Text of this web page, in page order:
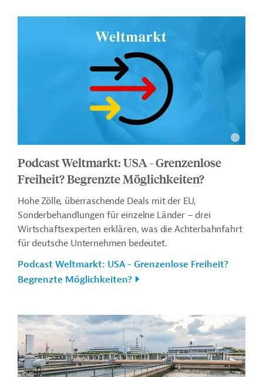
Podcast Weltmarkt: USA - Grenzenlose
Freiheit? Begrenzte Möglichkeiten?
Hohe Zölle, überraschende Deals mit der EU,
Sonderbehandlungen für einzelne Länder – drei
Wirtschaftsexperten erklären, was die Achterbahnfahrt
für deutsche Unternehmen bedeutet.
Podcast Weltmarkt: USA - Grenzenlose Freiheit?
Begrenzte Möglichkeiten?